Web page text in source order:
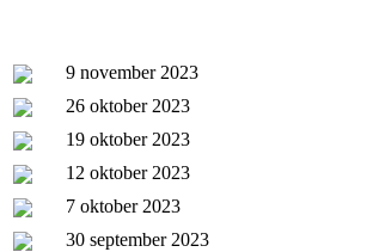
9 november 2023
26 oktober 2023
19 oktober 2023
12 oktober 2023
7 oktober 2023
30 september 2023